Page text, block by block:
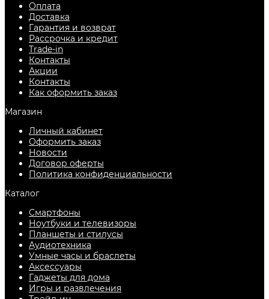
Оплата
Доставка
Гарантия и возврат
Рассрочка и кредит
Trade-in
Контакты
Акции
Контакты
Как оформить заказ
Магазин
Личный кабинет
Оформить заказ
Новости
Договор оферты
Политика конфиденциальности
Каталог
Смартфоны
Ноутбуки и телевизоры
Планшеты и стилусы
Аудиотехника
Умные часы и браслеты
Аксессуары
Гаджеты для дома
Игры и развлечения